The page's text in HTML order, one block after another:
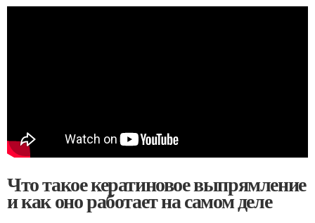
Что такое кератиновое выпрямление
и как оно работает на самом деле